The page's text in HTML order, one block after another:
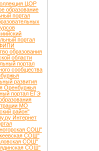
ЦОР
образование
портал
портал
образования
области
портал
сообщества
развития
Оренбуржья
портал ЕГЭ
МО
район"
Интернет
СОШ"
СОШ"
СОШ"
СОШ"